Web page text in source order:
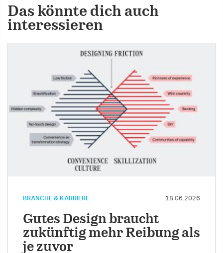
Das könnte dich auch
interessieren
BRANCHE & KARRIERE 18.06.2026
Gutes Design braucht
zukünftig mehr Reibung als
je zuvor